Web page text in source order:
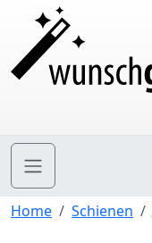
Home Schienen